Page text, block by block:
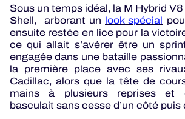
Sous un temps idéal, la M Hybrid
Shell, arborant un look spécial
ensuite restée en lice pour la
ce qui allait s’avérer être un
engagée dans une bataille
la première place avec ses
Cadillac, alors que la tête de
mains à plusieurs reprises et
basculait sans cesse d’un côté puis